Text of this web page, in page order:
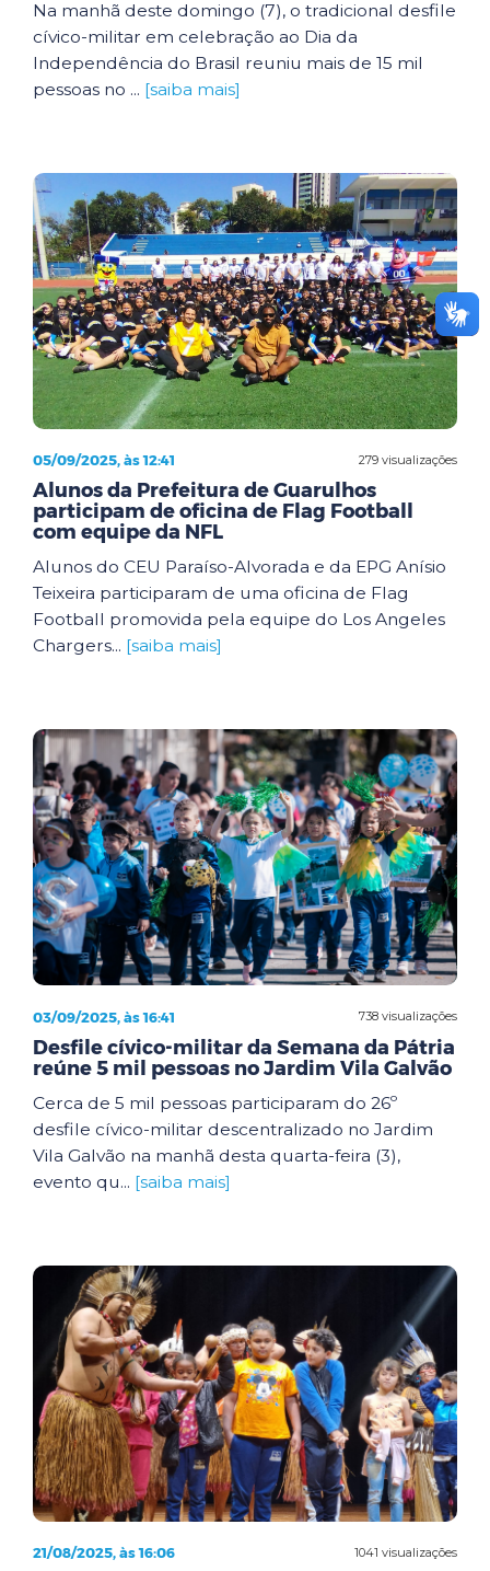
Na manhã deste domingo (7), o tradicional desfile
cívico-militar em celebração ao Dia da
Independência do Brasil reuniu mais de 15 mil
pessoas no ... [saiba mais]
279 visualizações
05/09/2025, às 12:41
Alunos da Prefeitura de Guarulhos
participam de oficina de Flag Football
com equipe da NFL
Alunos do CEU Paraíso-Alvorada e da EPG Anísio
Teixeira participaram de uma oficina de Flag
Football promovida pela equipe do Los Angeles
Chargers... [saiba mais]
738 visualizações
03/09/2025, às 16:41
Desfile cívico-militar da Semana da Pátria
reúne 5 mil pessoas no Jardim Vila Galvão
Cerca de 5 mil pessoas participaram do 26º
desfile cívico-militar descentralizado no Jardim
Vila Galvão na manhã desta quarta-feira (3),
evento qu... [saiba mais]
1041 visualizações
21/08/2025, às 16:06